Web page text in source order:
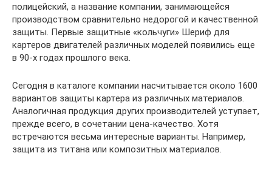
полицейский, а название компании, занимающейся
производством сравнительно недорогой и качественной
защиты. Первые защитные «кольчуги» Шериф для
картеров двигателей различных моделей появились еще
в 90-х годах прошлого века.
Сегодня в каталоге компании насчитывается около 1600
вариантов защиты картера из различных материалов.
Аналогичная продукция других производителей уступает,
прежде всего, в сочетании цена-качество. Хотя
встречаются весьма интересные варианты. Например,
защита из титана или композитных материалов.